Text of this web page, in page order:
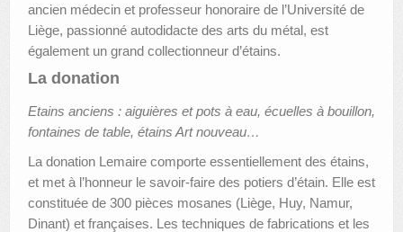
ancien médecin et professeur honoraire de l’Université de
Liège, passionné autodidacte des arts du métal, est
également un grand collectionneur d’étains.
La donation
Etains anciens : aiguières et pots à eau, écuelles à bouillon,
fontaines de table, étains Art nouveau…
La donation Lemaire comporte essentiellement des étains,
et met à l’honneur le savoir-faire des potiers d’étain. Elle est
constituée de 300 pièces mosanes (Liège, Huy, Namur,
Dinant) et françaises. Les techniques de fabrications et les